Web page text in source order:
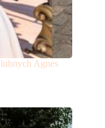
Agnes